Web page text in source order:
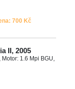
700 Kč
II, 2005
1.6 Mpi BGU,